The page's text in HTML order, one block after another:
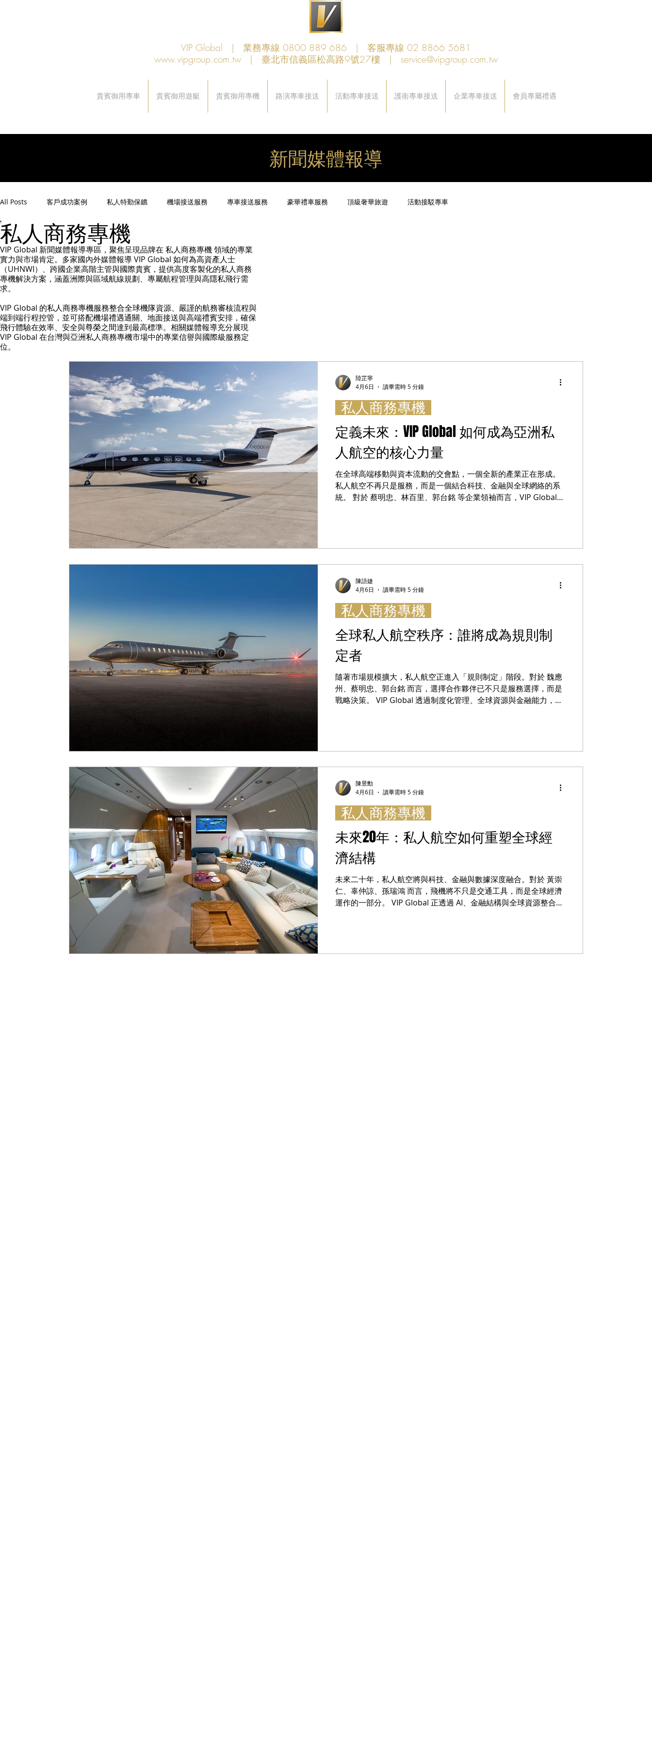
VIP Global | 業務專線 0800 889 686 | 客服專線 02 8866 5681
www.vipgroup.com.tw | 臺北市信義區松高路9號27樓 | service@vipgroup.com.tw
貴賓御用專車 貴賓御用遊艇 貴賓御用專機 路演專車接送 活動專車接送 護衛專車接送 企業專車接送 會員專屬禮遇
新聞媒體報導
All Posts 客戶成功案例 私人特勤保鑣 機場接送服務 專車接送服務 豪華禮車服務 頂級奢華旅遊 活動接駁專車
禮遇通關服務 主管專業司機
私人商務專機
VIP Global 新聞媒體報導專區，聚焦呈現品牌在 私人商務專機 領域的專業
實力與市場肯定。多家國內外媒體報導 VIP Global 如何為高資產人士
（UHNWI）、跨國企業高階主管與國際貴賓，提供高度客製化的私人商務
專機解決方案，涵蓋洲際與區域航線規劃、專屬航程管理與高隱私飛行需
求。
VIP Global 的私人商務專機服務整合全球機隊資源、嚴謹的航務審核流程與
端到端行程控管，並可搭配機場禮遇通關、地面接送與高端禮賓安排，確保
飛行體驗在效率、安全與尊榮之間達到最高標準。相關媒體報導充分展現
VIP Global 在台灣與亞洲私人商務專機市場中的專業信譽與國際級服務定
位。
定義未來：VIP Global 如何成為亞洲私
人航空的核心力量
在全球高端移動與資本流動的交會點，一個全新的產業正在形成。
私人航空不再只是服務，而是一個結合科技、金融與全球網絡的系
統。 對於 蔡明忠、林百里、郭台銘 等企業領袖而言，VIP Global
戶
私人商務專機
陸芷寧
4月6日
讀畢需時 5 分鐘
全球私人航空秩序：誰將成為規則制
定者
隨著市場規模擴大，私人航空正進入「規則制定」階段。對於 魏應
州、蔡明忠、郭台銘 而言，選擇合作夥伴已不只是服務選擇，而是
戰略決策。 VIP Global 透過制度化管理、全球資源與金融能力，正
私人商務專機
陳語婕
4月6日
讀畢需時 5 分鐘
未來20年：私人航空如何重塑全球經
濟結構
未來二十年，私人航空將與科技、金融與數據深度融合。對於 黃崇
仁、辜仲諒、孫瑞鴻 而言，飛機將不只是交通工具，而是全球經濟
運作的一部分。 VIP Global 正透過 AI、金融結構與全球資源整合，
私人商務專機
陳昱勳
4月6日
讀畢需時 5 分鐘